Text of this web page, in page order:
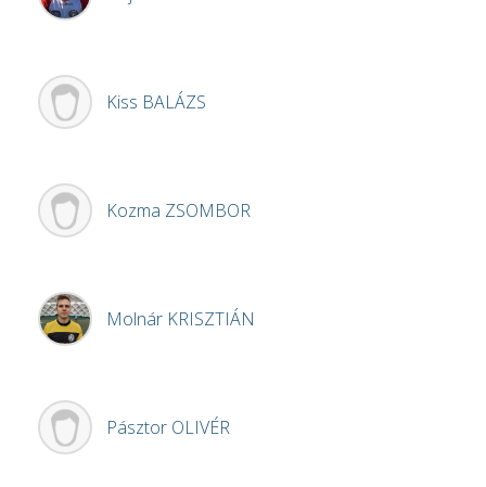
Kiss BALÁZS
Kozma ZSOMBOR
Molnár KRISZTIÁN
Pásztor OLIVÉR